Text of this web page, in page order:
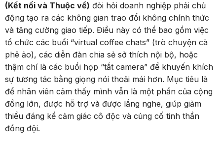
(Kết nối và Thuộc về) đòi hỏi doanh nghiệp phải chủ
động tạo ra các không gian trao đổi không chính thức
và tăng cường giao tiếp. Điều này có thể bao gồm việc
tổ chức các buổi “virtual coffee chats” (trò chuyện cà
phê ảo), các diễn đàn chia sẻ sở thích nội bộ, hoặc
thậm chí là các buổi họp “tắt camera” để khuyến khích
sự tương tác bằng giọng nói thoải mái hơn. Mục tiêu là
để nhân viên cảm thấy mình vẫn là một phần của cộng
đồng lớn, được hỗ trợ và được lắng nghe, giúp giảm
thiểu đáng kể cảm giác cô độc và củng cố tinh thần
đồng đội.